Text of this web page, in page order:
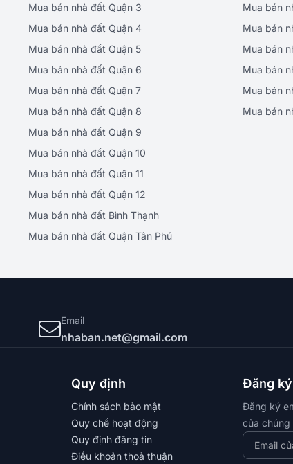
Mua bán nhà đất Quận 3
Mua bán nhà đất Quận 4
Mua bán nhà đất Quận 5
Mua bán nhà đất Quận 6
Mua bán nhà đất Quận 7
Mua bán nhà đất Quận 8
Mua bán nhà đất Quận 9
Mua bán nhà đất Quận 10
Mua bán nhà đất Quận 11
Mua bán nhà đất Quận 12
Mua bán nhà đất Bình Thạnh
Mua bán nhà đất Quận Tân Phú
Mua bán
Mua bán
Mua bán
Mua bán
Mua bán
Mua bán
Email
nhaban.net@gmail.com
Quy định
Chính sách bảo mật
Quy chế hoạt động
Quy định đăng tin
Điều khoản thoả thuận
Đăng
Đăng ký
của chúng